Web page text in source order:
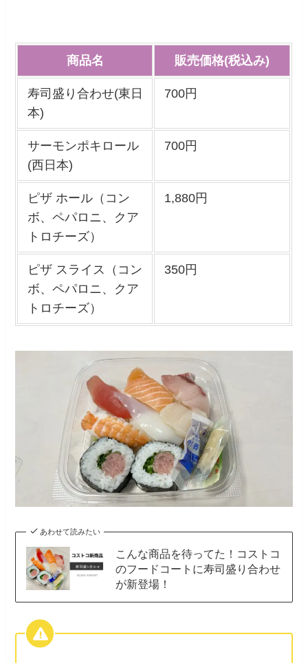
商品名 販売価格(税込み)
寿司盛り合わせ(東日
本)
700円
サーモンポキロール
(西日本)
700円
ピザ ホール（コン
ボ、ペパロニ、クア
トロチーズ）
1,880円
ピザ スライス（コン
ボ、ペパロニ、クア
トロチーズ）
350円
あわせて読みたい
こんな商品を待ってた！コストコ
のフードコートに寿司盛り合わせ
が新登場！